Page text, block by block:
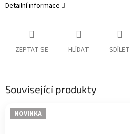
Detailní informace
ZEPTAT SE HLÍDAT SDÍLET
Související produkty
NOVINKA